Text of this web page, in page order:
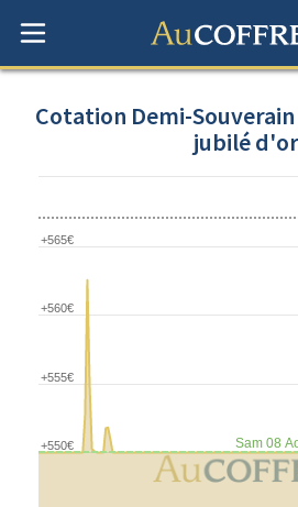
Cotation Demi-
jubilé d'or
Sam 08
+550€
+555€
+560€
+565€